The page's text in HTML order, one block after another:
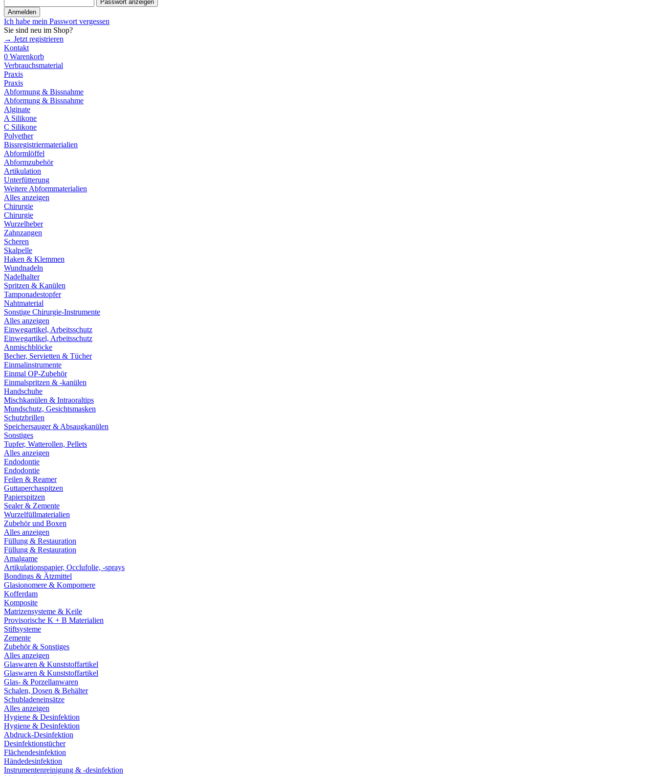
Passwort anzeigen
Anmelden
Ich habe mein Passwort vergessen
Sie sind neu im Shop?
→ Jetzt registrieren
Kontakt
0 Warenkorb
Verbrauchsmaterial
Praxis
Praxis
Abformung & Bissnahme
Abformung & Bissnahme
Alginate
A Silikone
C Silikone
Polyether
Bissregistriermaterialien
Abformlöffel
Abformzubehör
Artikulation
Unterfütterung
Weitere Abformmaterialien
Alles anzeigen
Chirurgie
Chirurgie
Wurzelheber
Zahnzangen
Scheren
Skalpelle
Haken & Klemmen
Wundnadeln
Nadelhalter
Spritzen & Kanülen
Tamponadestopfer
Nahtmaterial
Sonstige Chirurgie-Instrumente
Alles anzeigen
Einwegartikel, Arbeitsschutz
Einwegartikel, Arbeitsschutz
Anmischblöcke
Becher, Servietten & Tücher
Einmalinstrumente
Einmal OP-Zubehör
Einmalspritzen & -kanülen
Handschuhe
Mischkanülen & Intraoraltips
Mundschutz, Gesichtsmasken
Schutzbrillen
Speichersauger & Absaugkanülen
Sonstiges
Tupfer, Watterollen, Pellets
Alles anzeigen
Endodontie
Endodontie
Feilen & Reamer
Guttaperchaspitzen
Papierspitzen
Sealer & Zemente
Wurzelfüllmaterialien
Zubehör und Boxen
Alles anzeigen
Füllung & Restauration
Füllung & Restauration
Amalgame
Artikulationspapier, Occlufolie, -sprays
Bondings & Ätzmittel
Glasionomere & Kompomere
Kofferdam
Komposite
Matrizensysteme & Keile
Provisorische K + B Materialien
Stiftsysteme
Zemente
Zubehör & Sonstiges
Alles anzeigen
Glaswaren & Kunststoffartikel
Glaswaren & Kunststoffartikel
Glas- & Porzellanwaren
Schalen, Dosen & Behälter
Schubladeneinsätze
Alles anzeigen
Hygiene & Desinfektion
Hygiene & Desinfektion
Abdruck-Desinfektion
Desinfektionstücher
Flächendesinfektion
Händedesinfektion
Instrumentenreinigung & -desinfektion